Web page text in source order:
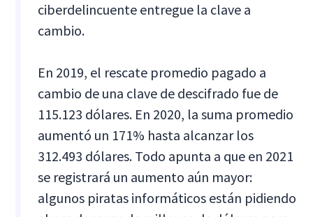
ciberdelincuente entregue la clave a
cambio.
En 2019, el rescate promedio pagado a
cambio de una clave de descifrado fue de
115.123 dólares. En 2020, la suma promedio
aumentó un 171% hasta alcanzar los
312.493 dólares. Todo apunta a que en 2021
se registrará un aumento aún mayor:
algunos piratas informáticos están pidiendo